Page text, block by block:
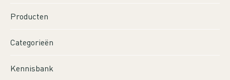
Producten
Categorieën
Kennisbank
INFRAROODSTRALER
VH18